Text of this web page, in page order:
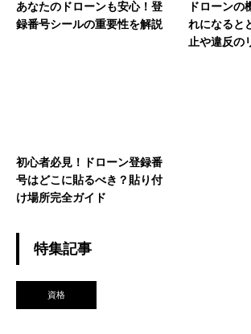
あなたのドローンも安心！登
録番号シールの重要性を解説
ドローンの
れになると
止や違反の
初心者必見！ドローン登録番
号はどこに貼るべき？貼り付
け場所完全ガイド
特集記事
資格